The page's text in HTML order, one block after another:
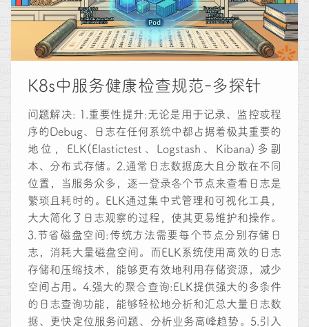
K8s中服务健康检查规范-多探针
问题解决: 1.重要性提升:无论是用于记录、监控或程
序的Debug、日志在任何系统中都占据着极其重要的
地位，ELK(Elastictest、Logstash、Kibana)多副
本、分布式存储。2.通常日志数据庞大且分散在不同
位置，当服务众多，逐一登录各个节点来查看日志是
繁琐且耗时的。ELK通过集中式管理和可视化工具，
大大简化了日志观察的过程，使其更易维护和操作。
3.节省磁盘空间:传统方法需要每个节点分别存储日
志，消耗大量磁盘空间。而ELK系统使用高效的日志
存储和压缩技术，能够更有效地利用存储资源，减少
空间占用。4.强大的聚合查询:ELK提供强大的多条件
的日志查询功能，能够轻松地分析和汇总大量日志数
据、更快定位服务问题、分析业务高峰趋势。5.引入